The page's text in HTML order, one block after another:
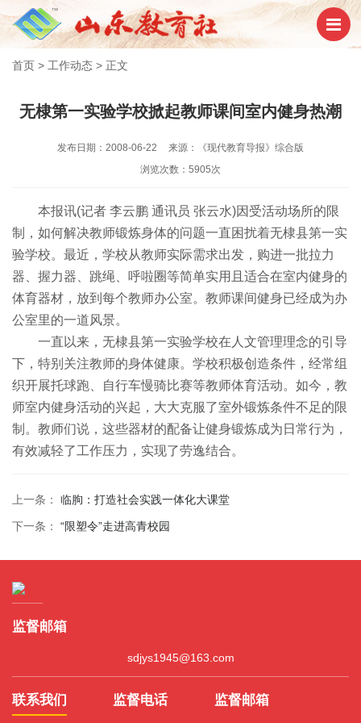
首页 > 工作动态 > 正文
无棣第一实验学校掀起教师课间室内健身热潮
发布日期：2008-06-22
来源：《现代教育导报》综合版
浏览次数：5905次
本报讯(记者 李云鹏 通讯员 张云水)因受活动场所的限
制，如何解决教师锻炼身体的问题一直困扰着无棣县第一实
验学校。最近，学校从教师实际需求出发，购进一批拉力
器、握力器、跳绳、呼啦圈等简单实用且适合在室内健身的
体育器材，放到每个教师办公室。教师课间健身已经成为办
公室里的一道风景。
一直以来，无棣县第一实验学校在人文管理理念的引导
下，特别关注教师的身体健康。学校积极创造条件，经常组
织开展托球跑、自行车慢骑比赛等教师体育活动。如今，教
师室内健身活动的兴起，大大克服了室外锻炼条件不足的限
制。教师们说，这些器材的配备让健身锻炼成为日常行为，
有效减轻了工作压力，实现了劳逸结合。
上一条： 临朐：打造社会实践一体化大课堂
下一条： “限塑令”走进高青校园
监督邮箱
sdjys1945@163.com
联系我们 监督电话 监督邮箱